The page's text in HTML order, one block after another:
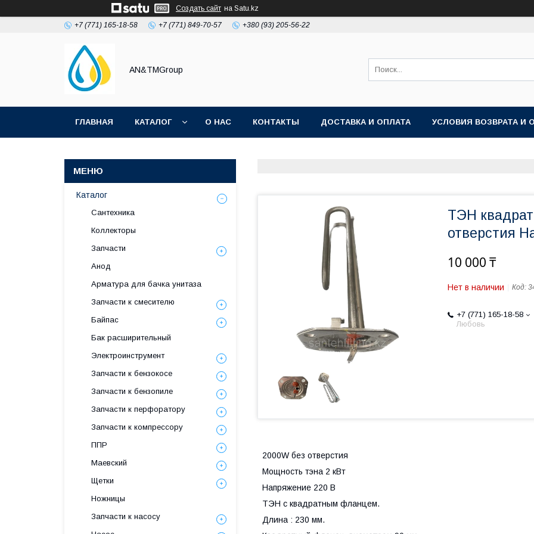
Создать сайт на Satu.kz
+7 (771) 165-18-58 +7 (771) 849-70-57 +380 (93) 205-56-22
AN&TMGroup
ГЛАВНАЯ КАТАЛОГ О НАС КОНТАКТЫ ДОСТАВКА И ОПЛАТА УСЛОВИЯ ВОЗВРАТА И
ТЭН
отверстия
10 000 ₸
Нет в наличии Код:
+7 (771) 165-18-58
Любовь
2000W без отверстия
Мощность тэна 2 кВт
Напряжение 220 В
ТЭН с квадратным фланцем.
Длина : 230 мм.
Каталог
Сантехника
Коллекторы
Запчасти
Анод
Арматура для бачка унитаза
Запчасти к смесителю
Байпас
Бак расширительный
Электроинструмент
Запчасти к бензокосе
Запчасти к бензопиле
Запчасти к перфоратору
Запчасти к компрессору
ППР
Маевский
Щетки
Ножницы
Запчасти к насосу